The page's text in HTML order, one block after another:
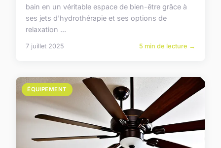
bain en un véritable espace de bien-être grâce à
ses jets d'hydrothérapie et ses options de
relaxation ...
7 juillet 2025 5 min de lecture →
ÉQUIPEMENT